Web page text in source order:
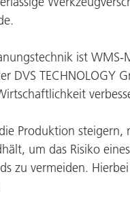
ist
DVS TECHNOLOGY
Produktion steigern,
um das Risiko
zu vermeiden.